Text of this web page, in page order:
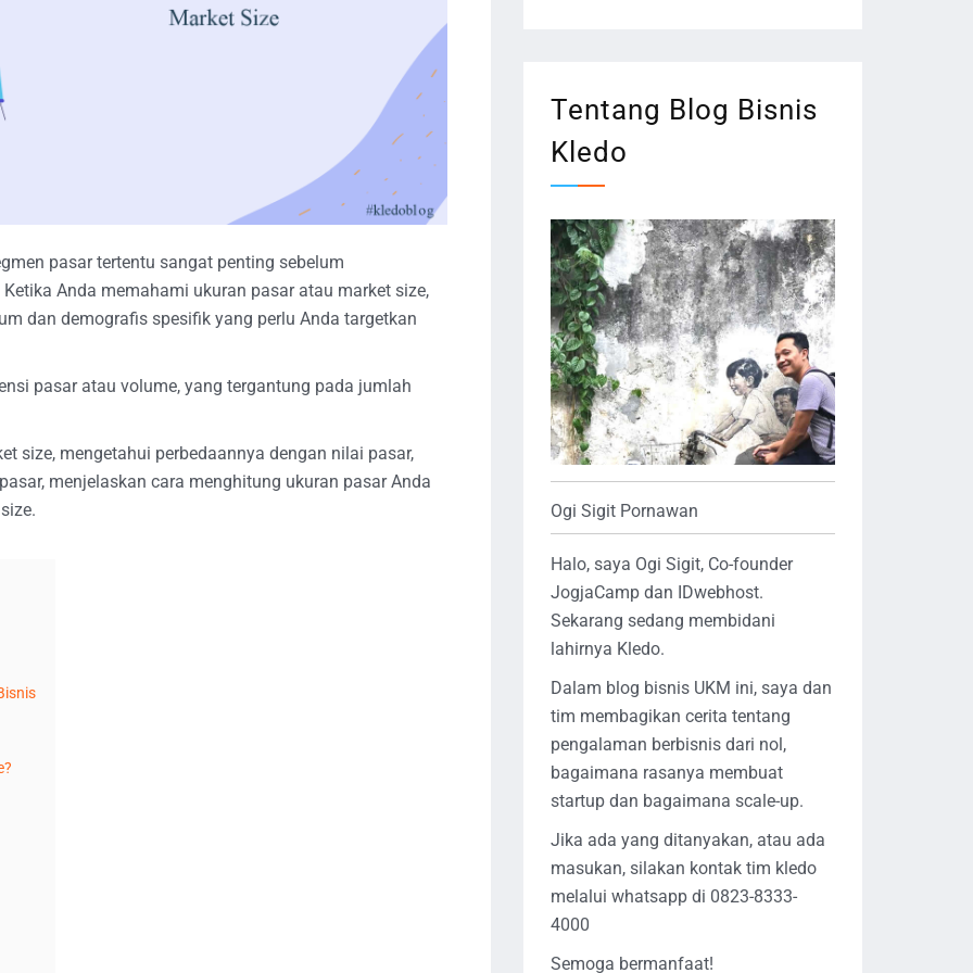
pasar tertentu sangat penting sebelum
Anda memahami ukuran pasar atau market size,
dan demografis spesifik yang perlu Anda targetkan
pasar atau volume, yang tergantung pada jumlah
size, mengetahui perbedaannya dengan nilai pasar,
menjelaskan cara menghitung ukuran pasar Anda
Tentang Blog Bisnis
Kledo
Ogi Sigit Pornawan
Halo, saya Ogi Sigit, Co-founder
JogjaCamp dan IDwebhost.
Sekarang sedang membidani
lahirnya Kledo.
Dalam blog bisnis UKM ini, saya dan
tim membagikan cerita tentang
pengalaman berbisnis dari nol,
bagaimana rasanya membuat
startup dan bagaimana scale-up.
Jika ada yang ditanyakan, atau ada
masukan, silakan kontak tim kledo
melalui whatsapp di 0823-8333-
4000
Semoga bermanfaat!